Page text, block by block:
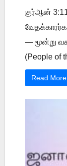
குர்ஆன்
— மூன்று
(People of
Read More